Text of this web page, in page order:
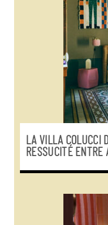
LA VILLA COLUCCI
RESSUCITÉ ENTRE